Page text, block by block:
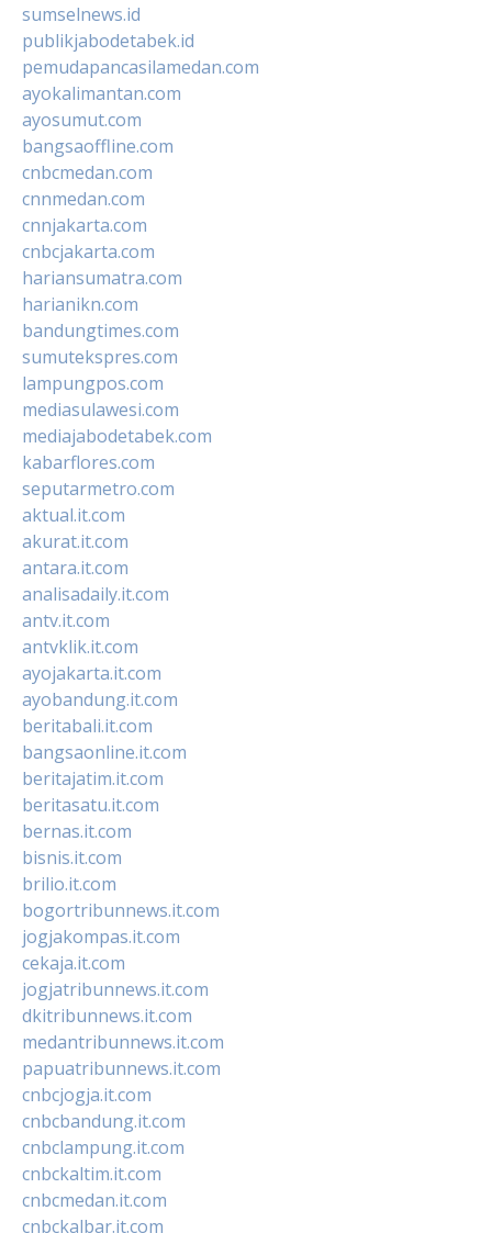
sumselnews.id
publikjabodetabek.id
pemudapancasilamedan.com
ayokalimantan.com
ayosumut.com
bangsaoffline.com
cnbcmedan.com
cnnmedan.com
cnnjakarta.com
cnbcjakarta.com
hariansumatra.com
harianikn.com
bandungtimes.com
sumutekspres.com
lampungpos.com
mediasulawesi.com
mediajabodetabek.com
kabarflores.com
seputarmetro.com
aktual.it.com
akurat.it.com
antara.it.com
analisadaily.it.com
antv.it.com
antvklik.it.com
ayojakarta.it.com
ayobandung.it.com
beritabali.it.com
bangsaonline.it.com
beritajatim.it.com
beritasatu.it.com
bernas.it.com
bisnis.it.com
brilio.it.com
bogortribunnews.it.com
jogjakompas.it.com
cekaja.it.com
jogjatribunnews.it.com
dkitribunnews.it.com
medantribunnews.it.com
papuatribunnews.it.com
cnbcjogja.it.com
cnbcbandung.it.com
cnbclampung.it.com
cnbckaltim.it.com
cnbcmedan.it.com
cnbckalbar.it.com